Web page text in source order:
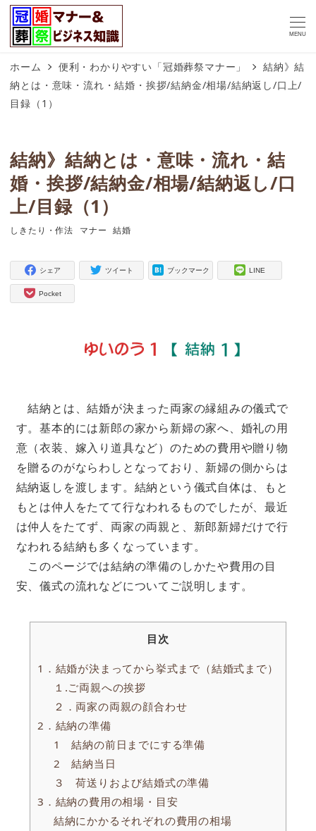
MENU
ホーム 便利・わかりやすい「冠婚葬祭マナー」
結納》結
納とは・意味・流れ・結婚・挨拶/結納金/相場/結納返し/口上/
目録（1）
結納》結納とは・意味・流れ・結
婚・挨拶/結納金/相場/結納返し/口
上/目録（1）
タグ
しきたり・作法
タグ
マナー
タグ
結婚
シェア ツイート ブックマーク LINE
Pocket
結納とは、結婚が決まった両家の縁組みの儀式で
す。基本的には新郎の家から新婦の家へ、婚礼の用
意（衣装、嫁入り道具など）のための費用や贈り物
を贈るのがならわしとなっており、新婦の側からは
結納返しを渡します。結納という儀式自体は、もと
もとは仲人をたてて行なわれるものでしたが、最近
は仲人をたてず、両家の両親と、新郎新婦だけで行
なわれる結納も多くなっています。
このページでは結納の準備のしかたや費用の目
安、儀式の流れなどについてご説明します。
目次
1．結婚が決まってから挙式まで（結婚式まで）
１.ご両親への挨拶
２．両家の両親の顔合わせ
2．結納の準備
1 結納の前日までにする準備
2 結納当日
３ 荷送りおよび結婚式の準備
3．結納の費用の相場・目安
結納にかかるそれぞれの費用の相場